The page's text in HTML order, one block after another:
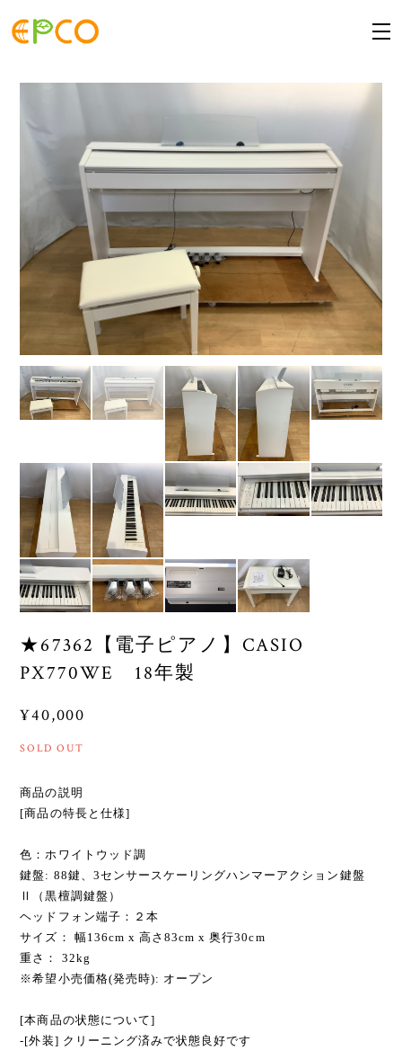
★67362【電子ピアノ】CASIO
PX770WE 18年製
¥40,000
SOLD OUT
商品の説明
[商品の特長と仕様]
色：ホワイトウッド調
鍵盤: 88鍵、3センサースケーリングハンマーアクション鍵盤
Ⅱ（黒檀調鍵盤）
ヘッドフォン端子：２本
サイズ： 幅136cm x 高さ83cm x 奥行30cm
重さ： 32kg
※希望小売価格(発売時): オープン
[本商品の状態について]
-[外装] クリーニング済みで状態良好です